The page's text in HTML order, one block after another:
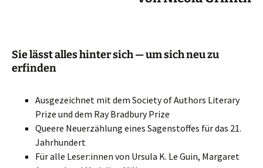
Sie lässt alles hinter sich — um sich neu zu
erfinden
Ausgezeichnet mit dem Society of Authors Literary
Prize und dem Ray Bradbury Prize
Queere Neuerzählung eines Sagenstoffes für das 21.
Jahrhundert
Für alle Leser:innen von Ursula K. Le Guin, Margaret